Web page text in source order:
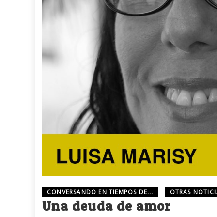
CONVERSANDO EN TIEMPOS DE... OTRAS
Una deuda de amor